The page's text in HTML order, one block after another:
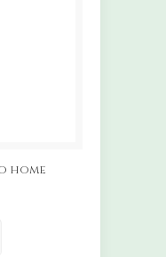
home